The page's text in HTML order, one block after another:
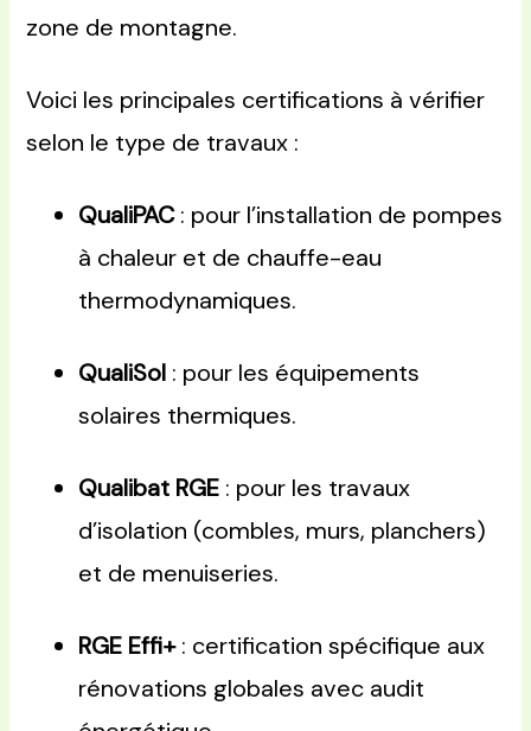
zone de montagne.
Voici les principales certifications à vérifier
selon le type de travaux :
QualiPAC: pour l’installation de pompes
à chaleur et de chauffe-eau
thermodynamiques.
QualiSol : pour les équipements
solaires thermiques.
Qualibat RGE : pour les travaux
d’isolation (combles, murs, planchers)
et de menuiseries.
RGE Effi+: certification spécifique aux
rénovations globales avec audit